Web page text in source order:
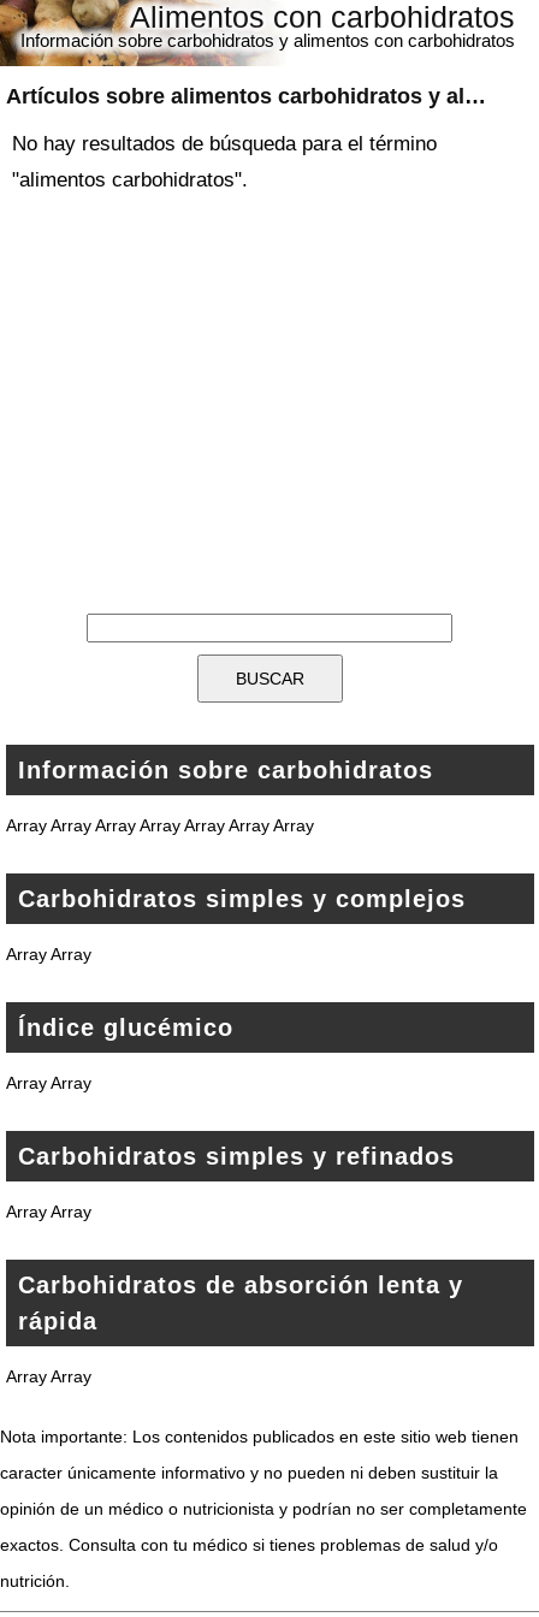
Artículos sobre alimentos carbohidratos y alimentos con carbohidratos
Alimentos con carbohidratos
Información sobre carbohidratos y alimentos con carbohidratos
No hay resultados de búsqueda para el término
"alimentos carbohidratos".
Información sobre carbohidratos
Array Array Array Array Array Array Array
Carbohidratos simples y complejos
Array Array
Índice glucémico
Array Array
Carbohidratos simples y refinados
Array Array
Carbohidratos de absorción lenta y
rápida
Array Array
Nota importante: Los contenidos publicados en este sitio web tienen
caracter únicamente informativo y no pueden ni deben sustituir la
opinión de un médico o nutricionista y podrían no ser completamente
exactos. Consulta con tu médico si tienes problemas de salud y/o
nutrición.